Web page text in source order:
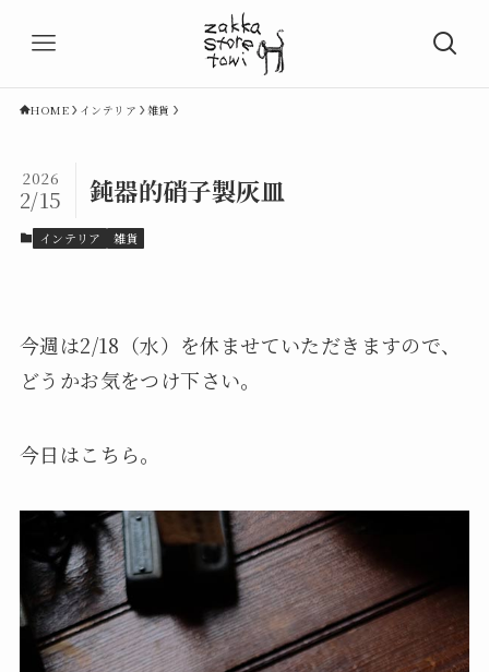
HOME インテリア 雑貨
鈍器的硝子製灰皿
2026
2/15
インテリア 雑貨
今週は2/18（水）を休ませていただきますので、
どうかお気をつけ下さい。
今日はこちら。